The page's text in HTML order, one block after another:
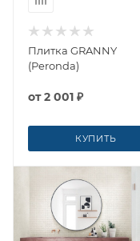
Плитка GRANNY
(Peronda)
от2 001 ₽
КУПИТЬ